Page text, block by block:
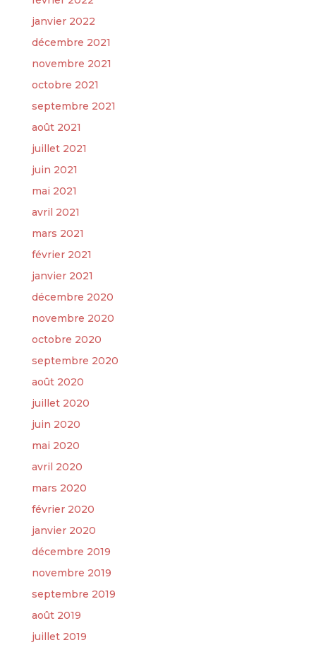
janvier 2022
décembre 2021
novembre 2021
octobre 2021
septembre 2021
août 2021
juillet 2021
juin 2021
mai 2021
avril 2021
mars 2021
février 2021
janvier 2021
décembre 2020
novembre 2020
octobre 2020
septembre 2020
août 2020
juillet 2020
juin 2020
mai 2020
avril 2020
mars 2020
février 2020
janvier 2020
décembre 2019
novembre 2019
septembre 2019
août 2019
juillet 2019